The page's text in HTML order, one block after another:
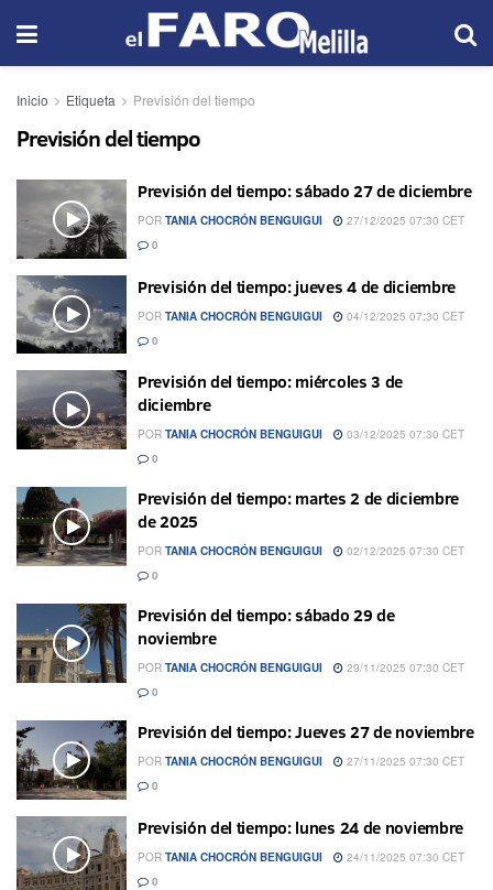
Inicio Etiqueta Previsión del tiempo
Previsión del tiempo
Previsión del tiempo: sábado 27 de diciembre
POR TANIA CHOCRÓN BENGUIGUI
27/12/2025 07:30 CET
0
Previsión del tiempo: jueves 4 de diciembre
POR TANIA CHOCRÓN BENGUIGUI
04/12/2025 07:30 CET
0
Previsión del tiempo: miércoles 3 de
diciembre
POR TANIA CHOCRÓN BENGUIGUI
03/12/2025 07:30 CET
0
Previsión del tiempo: martes 2 de diciembre
de 2025
POR TANIA CHOCRÓN BENGUIGUI
02/12/2025 07:30 CET
0
Previsión del tiempo: sábado 29 de
noviembre
POR TANIA CHOCRÓN BENGUIGUI
29/11/2025 07:30 CET
0
Previsión del tiempo: Jueves 27 de noviembre
POR TANIA CHOCRÓN BENGUIGUI
27/11/2025 07:30 CET
0
Previsión del tiempo: lunes 24 de noviembre
POR TANIA CHOCRÓN BENGUIGUI
24/11/2025 07:30 CET
0